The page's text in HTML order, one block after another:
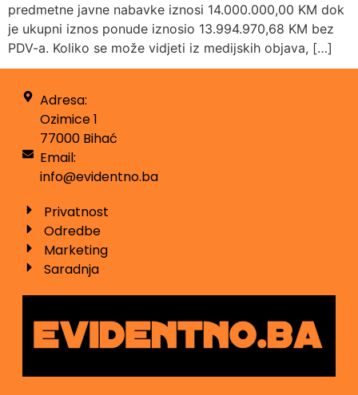
predmetne javne nabavke iznosi 14.000.000,00 KM dok
je ukupni iznos ponude iznosio 13.994.970,68 KM bez
PDV-a. Koliko se može vidjeti iz medijskih objava, […]
Adresa:
Ozimice 1
77000 Bihać
Email:
info@evidentno.ba
Privatnost
Odredbe
Marketing
Saradnja